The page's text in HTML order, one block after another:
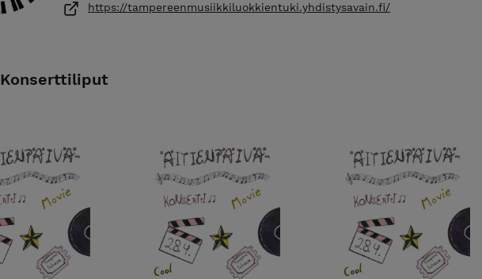
https://tampereenmusiikkiluokkientuki.yhdistysavain.fi/
Konserttiliput